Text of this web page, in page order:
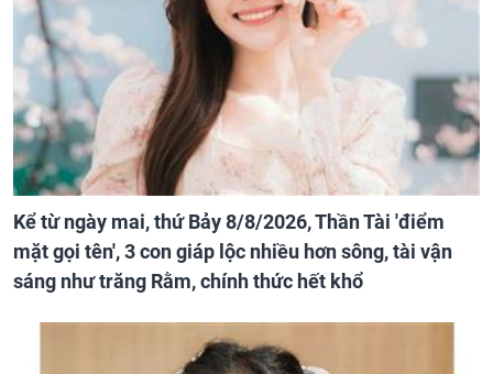
Kể từ ngày mai, thứ Bảy 8/8/2026, Thần Tài 'điểm
mặt gọi tên', 3 con giáp lộc nhiều hơn sông, tài vận
sáng như trăng Rằm, chính thức hết khổ